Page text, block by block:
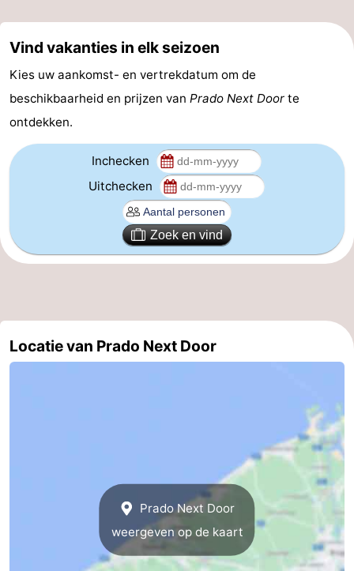
Gent
-
Kust
-
Natuur
Het
-
Knokke-
-
Blankenberge
-
Haan
Bredene
-
Vind vakanties in elk seizoen
Kies uw aankomst- en vertrekdatum om de
beschikbaarheid en prijzen van Prado Next Door te
ontdekken.
Inchecken
Uitchecken
Zoek en vind
Locatie van Prado Next Door
Prado Next Door
weergeven op de kaart